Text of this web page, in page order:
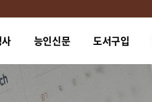
능인신문 도서구입